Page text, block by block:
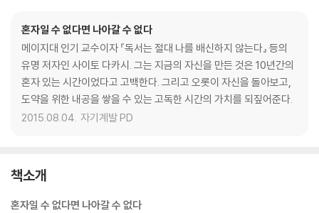
혼자일 수 없다면 나아갈 수 없다
메이지대 인기 교수이자 『독서는 절대 나를 배신하지 않는다』 등의
유명 저자인 사이토 다카시. 그는 지금의 자신을 만든 것은 10년간의
혼자 있는 시간이었다고 고백한다. 그리고 오롯이 자신을 돌아보고,
도약을 위한 내공을 쌓을 수 있는 고독한 시간의 가치를 되짚어준다.
2015.08.04. 자기계발 PD
책소개
혼자일 수 없다면 나아갈 수 없다